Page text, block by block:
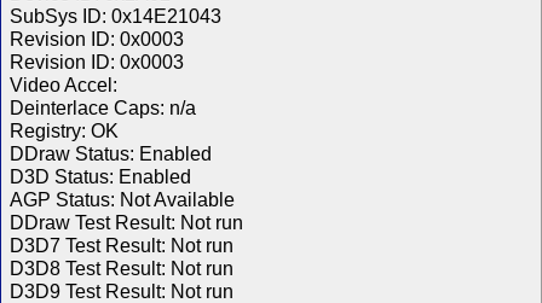
SubSys ID: 0x14E21043
Revision ID: 0x0003
Revision ID: 0x0003
Video Accel:
Deinterlace Caps: n/a
Registry: OK
DDraw Status: Enabled
D3D Status: Enabled
AGP Status: Not Available
DDraw Test Result: Not run
D3D7 Test Result: Not run
D3D8 Test Result: Not run
D3D9 Test Result: Not run